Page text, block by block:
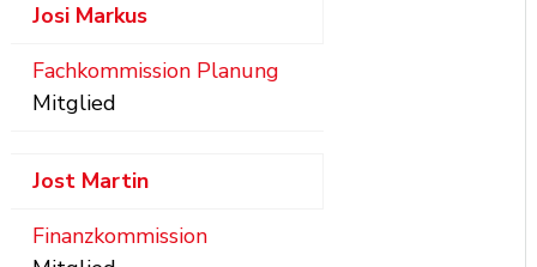
Josi Markus
Fachkommission Planung
Mitglied
Jost Martin
Finanzkommission